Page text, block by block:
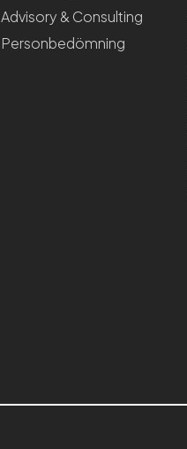
Advisory & Consulting
Personbedömning